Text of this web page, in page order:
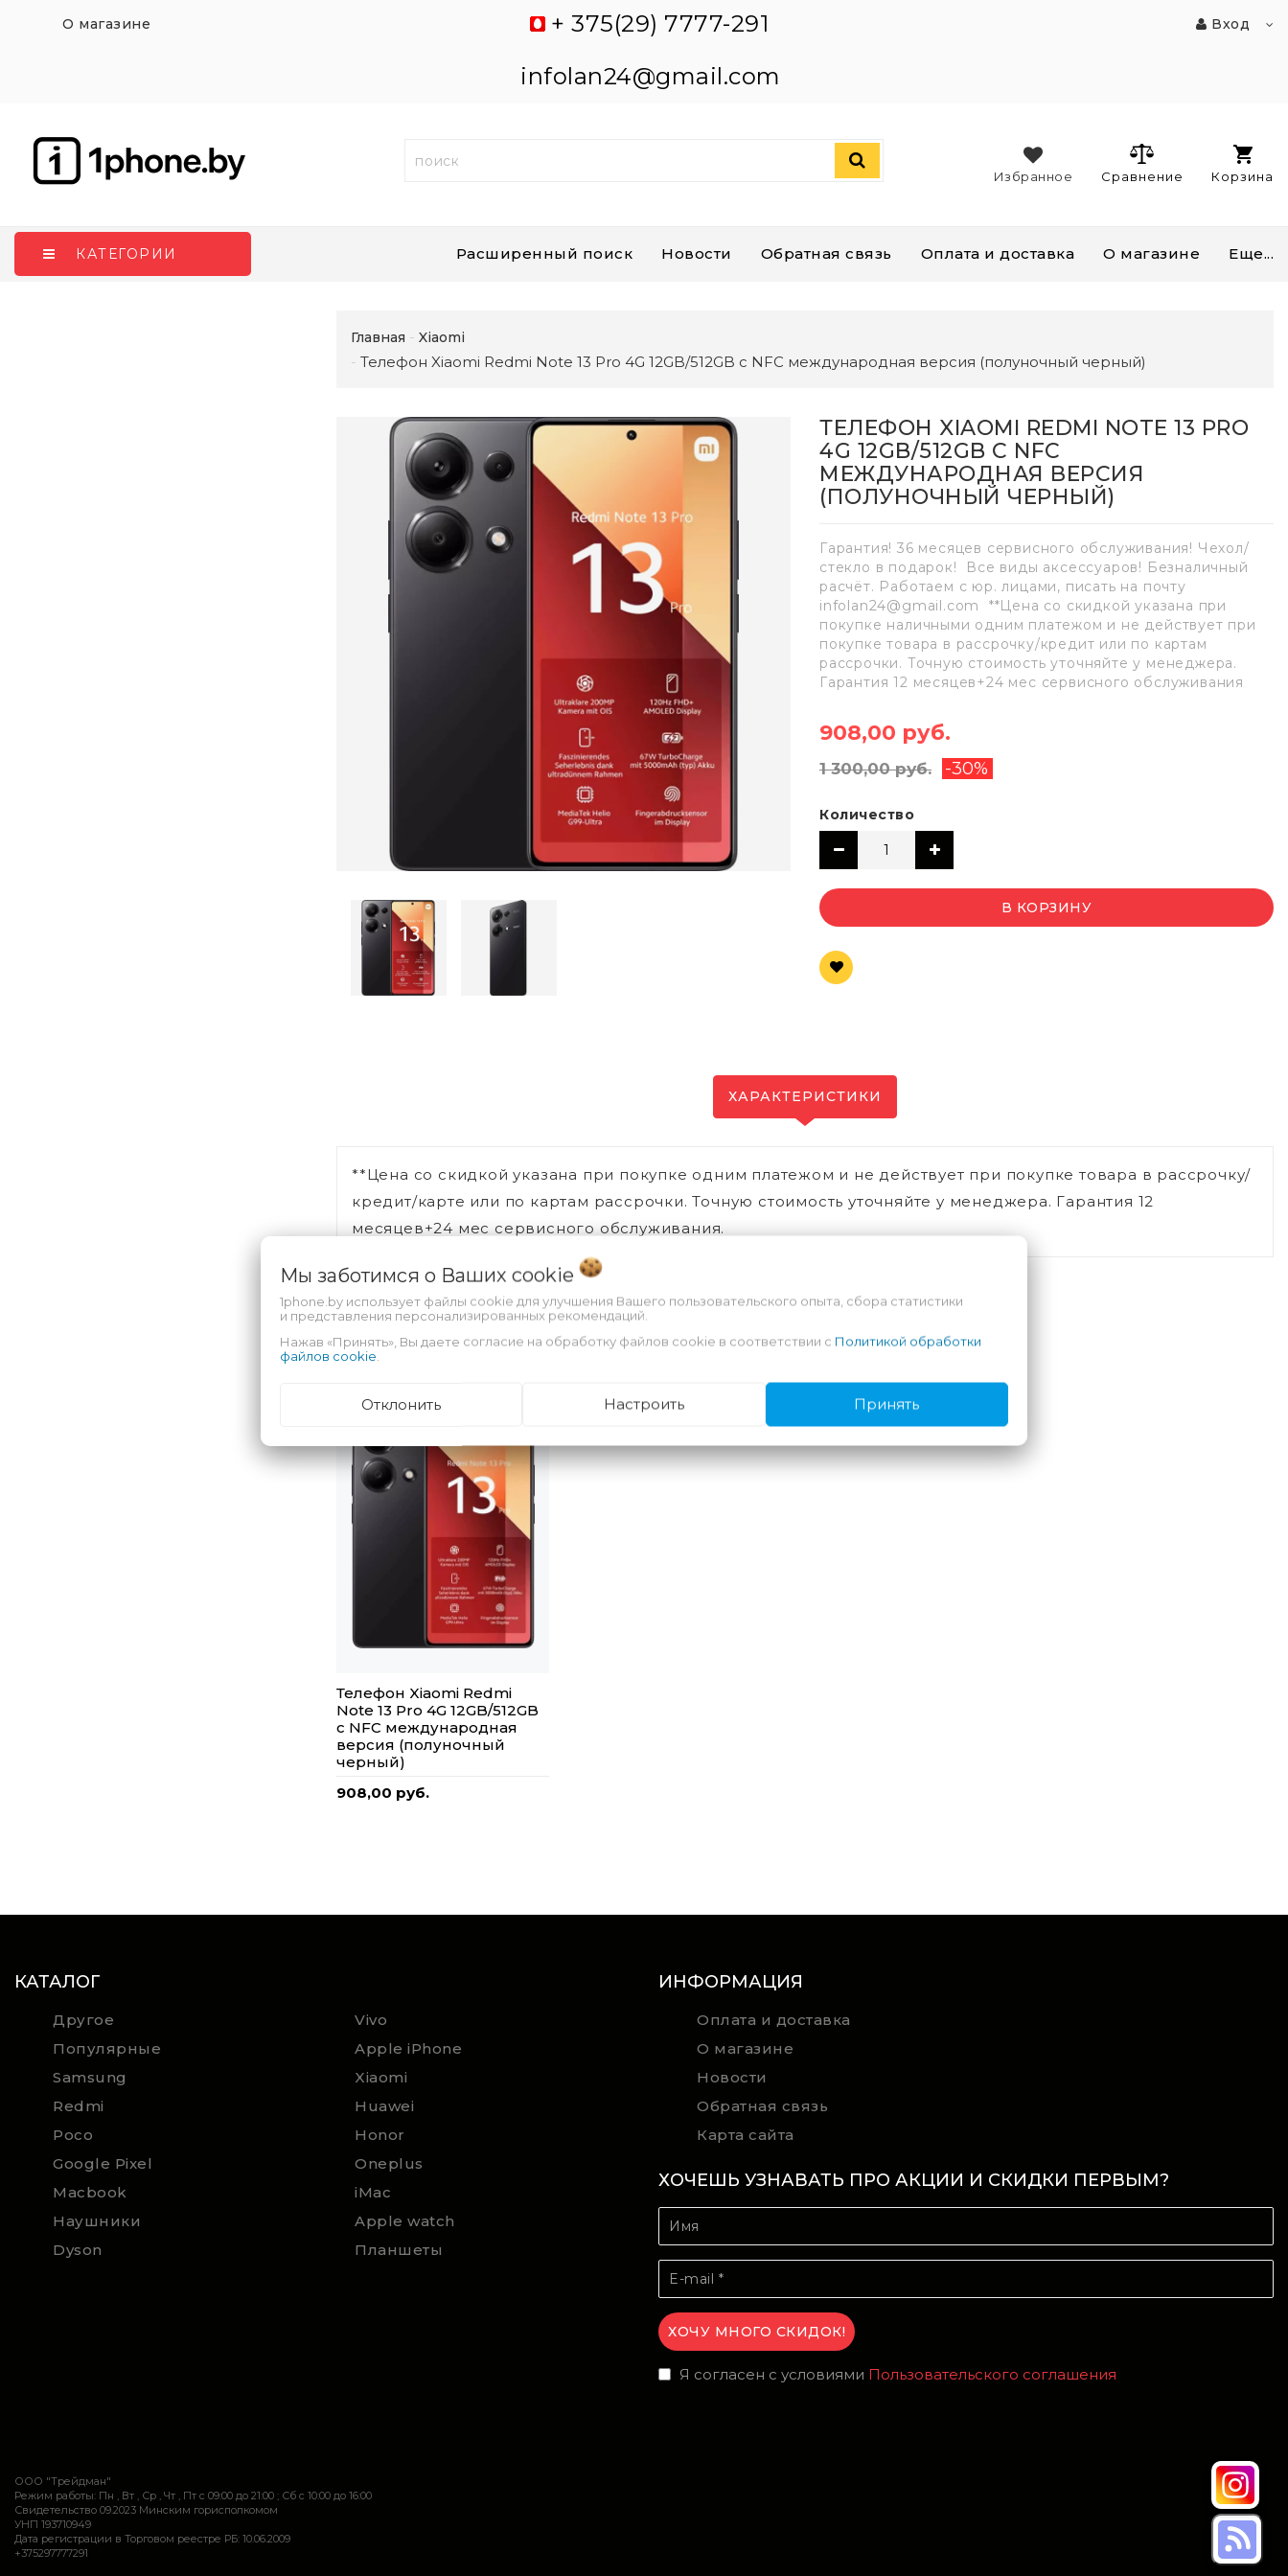
О магазине
+ 375(29) 7777-291
infolan24@gmail.com
Вход
Корзина
Сравнение
Избранное
КАТЕГОРИИ Расширенный поиск Новости Обратная связь Оплата и доставка О магазине Еще...
Главная Xiaomi
Телефон Xiaomi Redmi Note 13 Pro 4G 12GB/512GB с NFC международная версия (полуночный черный)
ТЕЛЕФОН XIAOMI REDMI NOTE 13 PRO
4G 12GB/512GB С NFC
МЕЖДУНАРОДНАЯ ВЕРСИЯ
(ПОЛУНОЧНЫЙ ЧЕРНЫЙ)
Гарантия! 36 месяцев сервисного обслуживания! Чехол/
стекло в подарок! Все виды аксессуаров! Безналичный
расчёт. Работаем с юр. лицами, писать на почту
infolan24@gmail.com **Цена со скидкой указана при
покупке наличными одним платежом и не действует при
покупке товара в рассрочку/кредит или по картам
рассрочки. Точную стоимость уточняйте у менеджера.
Гарантия 12 месяцев+24 мес сервисного обслуживания
908,00 руб.
1 300,00 руб. -30%
Количество
В КОРЗИНУ
ХАРАКТЕРИСТИКИ
**Цена со скидкой указана при покупке одним платежом и не действует при покупке товара в рассрочку/
кредит/карте или по картам рассрочки. Точную стоимость уточняйте у менеджера. Гарантия 12
месяцев+24 мес сервисного обслуживания.
Телефон Xiaomi Redmi
Note 13 Pro 4G 12GB/512GB
с NFC международная
версия (полуночный
черный)
908,00 руб.
КАТАЛОГ
Другое
Vivo
Популярные
Apple iPhone
Samsung
Xiaomi
Redmi
Huawei
Poco
Honor
Google Pixel
Oneplus
Macbook
iMac
Наушники
Apple watch
Dyson
Планшеты
ИНФОРМАЦИЯ
Оплата и доставка
О магазине
Новости
Обратная связь
Карта сайта
ХОЧЕШЬ УЗНАВАТЬ ПРО АКЦИИ И СКИДКИ ПЕРВЫМ?
Я согласен с условиями Пользовательского соглашения
ООО "Трейдман"
Режим работы: Пн , Вт , Ср , Чт , Пт c 09:00 до 21:00 ; Сб c 10:00 до 16:00
Свидетельство 09.2023 Минским горисполкомом
УНП 193710949
Дата регистрации в Торговом реестре РБ: 10.06.2009
+375297777291
Мы заботимся о Ваших cookie
1phone.by использует файлы cookie для улучшения Вашего пользовательского опыта, сбора статистики
и представления персонализированных рекомендаций.
Нажав «Принять», Вы даете согласие на обработку файлов cookie в соответствии с Политикой обработки
файлов cookie
Отклонить Настроить Принять